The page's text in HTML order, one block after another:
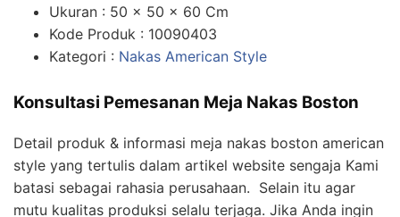
Ukuran : 50 x 50 x 60 Cm
Kode Produk : 10090403
Kategori : Nakas American Style
Konsultasi Pemesanan Meja Nakas Boston
Detail produk & informasi meja nakas boston american
style yang tertulis dalam artikel website sengaja Kami
batasi sebagai rahasia perusahaan. Selain itu agar
mutu kualitas produksi selalu terjaga. Jika Anda ingin